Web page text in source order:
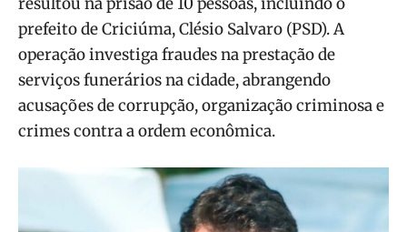
prefeito de Criciúma, Clésio Salvaro (PSD). A
operação investiga fraudes na prestação de
serviços funerários na cidade, abrangendo
acusações de corrupção, organização criminosa e
crimes contra a ordem econômica.